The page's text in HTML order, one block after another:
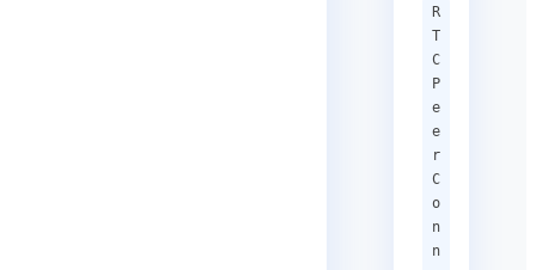
R
T
C
P
e
e
r
C
o
n
n